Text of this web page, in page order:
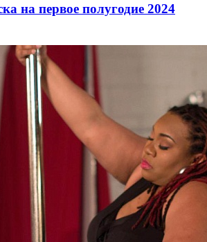
на первое полугодие 2024